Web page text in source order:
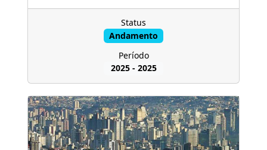
r
i
z
o
n
t
e
-
Status
Andamento
Período
2025- 2025